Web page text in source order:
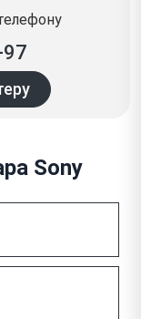
Sony